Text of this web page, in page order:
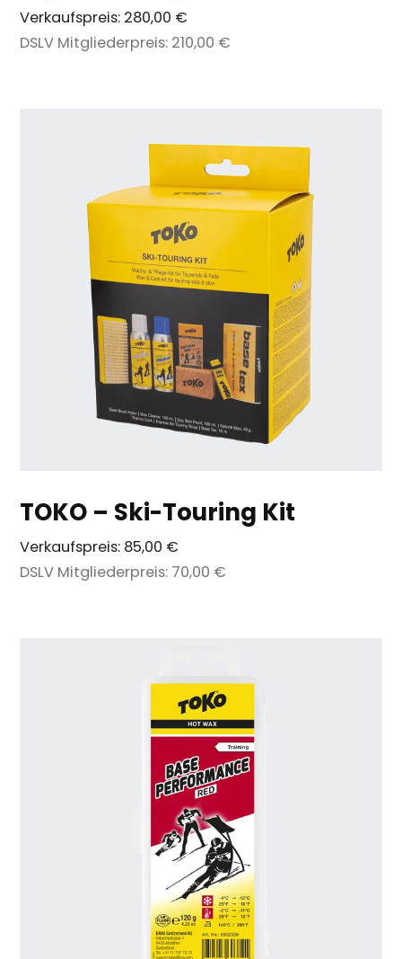
Verkaufspreis: 280,00 €
DSLV Mitgliederpreis: 210,00 €
TOKO – Ski-Touring Kit
Verkaufspreis: 85,00 €
DSLV Mitgliederpreis: 70,00 €